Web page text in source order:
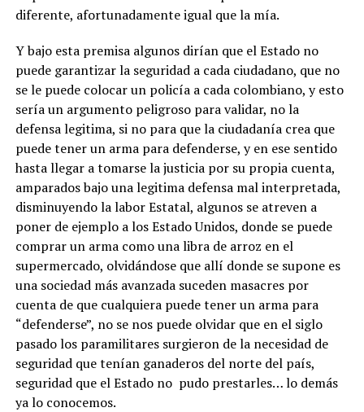
diferente, afortunadamente igual que la mía.
Y bajo esta premisa algunos dirían que el Estado no
puede garantizar la seguridad a cada ciudadano, que no
se le puede colocar un policía a cada colombiano, y esto
sería un argumento peligroso para validar, no la
defensa legitima, si no para que la ciudadanía crea que
puede tener un arma para defenderse, y en ese sentido
hasta llegar a tomarse la justicia por su propia cuenta,
amparados bajo una legitima defensa mal interpretada,
disminuyendo la labor Estatal, algunos se atreven a
poner de ejemplo a los Estado Unidos, donde se puede
comprar un arma como una libra de arroz en el
supermercado, olvidándose que allí donde se supone es
una sociedad más avanzada suceden masacres por
cuenta de que cualquiera puede tener un arma para
“defenderse”, no se nos puede olvidar que en el siglo
pasado los paramilitares surgieron de la necesidad de
seguridad que tenían ganaderos del norte del país,
seguridad que el Estado no pudo prestarles… lo demás
ya lo conocemos.